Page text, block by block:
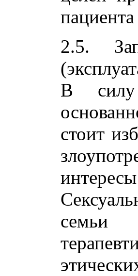
2.5.
В силу
стоит
семьи